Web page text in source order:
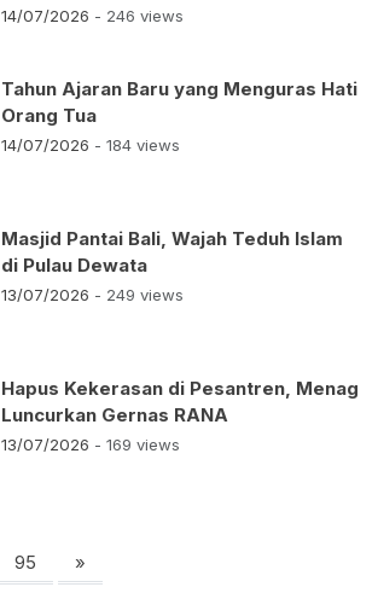
14/07/2026 - 246 views
Tahun Ajaran Baru yang Menguras Hati
Orang Tua
14/07/2026 - 184 views
Masjid Pantai Bali, Wajah Teduh Islam
di Pulau Dewata
13/07/2026 - 249 views
Hapus Kekerasan di Pesantren, Menag
Luncurkan Gernas RANA
13/07/2026 - 169 views
95 »